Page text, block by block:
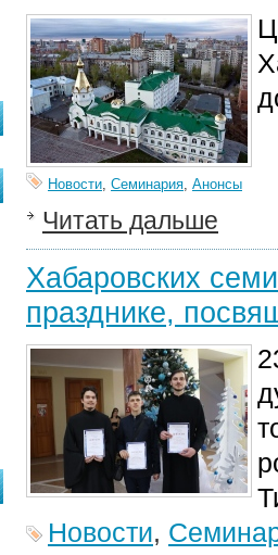
Новости, Семинария, Анонсы
Читать дальше
Хабаровских
празднике,
Новости,